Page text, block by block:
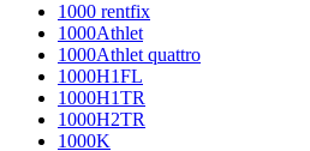
1000 rentfix
1000Athlet
1000Athlet quattro
1000H1FL
1000H1TR
1000H2TR
1000K